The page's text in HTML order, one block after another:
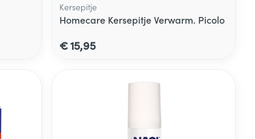
Kersepitje
Homecare Kersepitje Verwarm. Picolo
€ 15,95